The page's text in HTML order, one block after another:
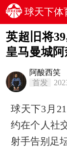
球天下体
英超旧将
皇马曼城
阿酸西笑
首发
球天下3月
约在个人社
射手告别足坛